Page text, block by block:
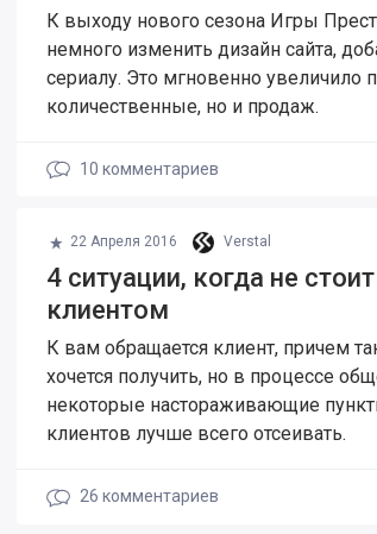
К выходу нового сезона Игры
немного изменить дизайн сайта,
сериалу. Это мгновенно увеличило
количественные, но и продаж.
10 комментариев
22 Апреля 2016 Verstal
4 ситуации, когда не
клиентом
К вам обращается клиент, причем
хочется получить, но в процессе
некоторые настораживающие
клиентов лучше всего отсеивать.
26 комментариев